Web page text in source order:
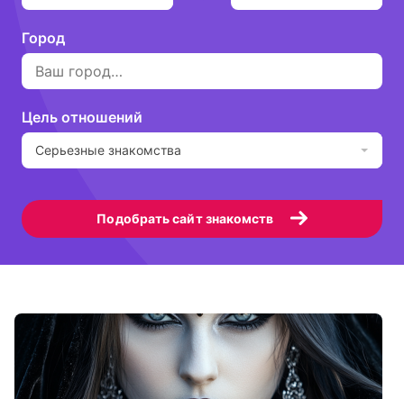
Город
Цель отношений
Серьезные знакомства
Подобрать сайт знакомств